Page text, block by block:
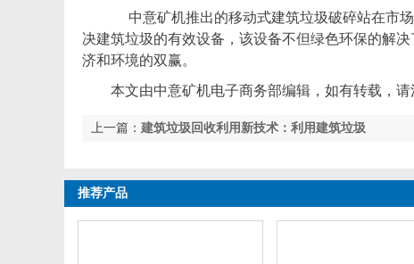
中意矿机推出的移动式建筑垃圾破碎站在市
决建筑垃圾的有效设备，该设备不但绿色环保的解
济和环境的双赢。
本文由中意矿机电子商务部编辑，如有转载，请
上一篇： 建筑垃圾回收利用新技术：利用建筑垃圾
推荐产品